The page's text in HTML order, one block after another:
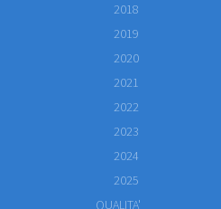
2018
2019
2020
2021
2022
2023
2024
2025
QUALITA'